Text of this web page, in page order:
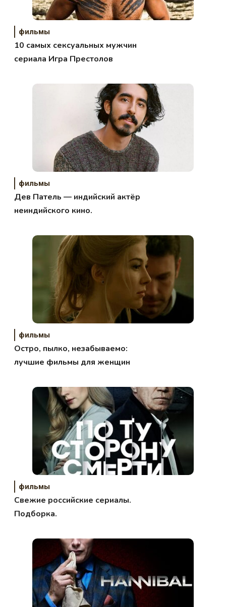
фильмы
10 самых сексуальных мужчин
сериала Игра Престолов
фильмы
Дев Патель — индийский актёр
неиндийского кино.
фильмы
Остро, пылко, незабываемо:
лучшие фильмы для женщин
фильмы
Свежие российские сериалы.
Подборка.